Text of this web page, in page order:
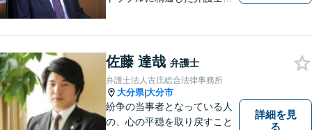
いアットホームな雰囲気の事
務所です。
佐藤 達哉 弁護士
弁護士法人古庄総合法律事務所
大分県|大分市
紛争の当事者となっている人
の、心の平穏を取り戻すこと
詳細を見
る